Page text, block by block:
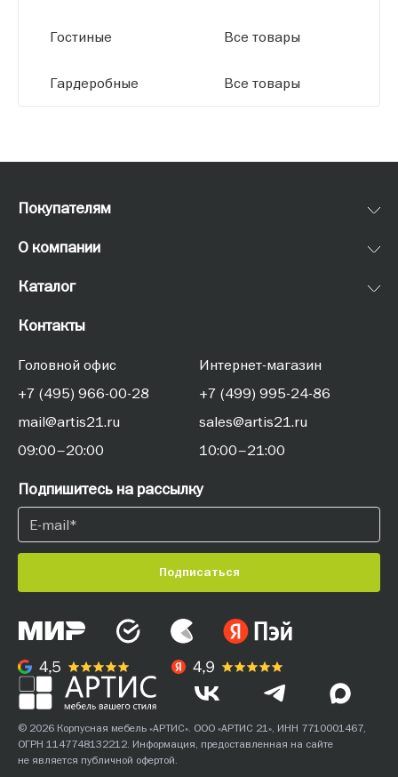
Гостиные
Гардеробные
Все товары
Все товары
Покупателям
О компании
Каталог
Контакты
Головной офис
+7 (495) 966-00-28
mail@artis21.ru
09:00–20:00
Интернет-магазин
+7 (499) 995-24-86
sales@artis21.ru
10:00–21:00
Подпишитесь на рассылку
Подписаться
© 2026 Корпусная мебель «АРТИС». ООО «АРТИС 21», ИНН 7710001467,
ОГРН 1147748132212. Информация, предоставленная на сайте
не является публичной офертой.